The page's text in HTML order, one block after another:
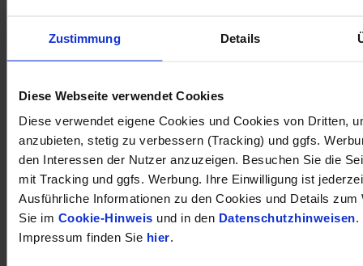
Zustimmung Details
Diese Webseite verwendet Cookies
Diese verwendet eigene Cookies und Cookies von Dritten,
anzubieten, stetig zu verbessern (Tracking) und ggfs.
den Interessen der Nutzer anzuzeigen. Besuchen Sie die
mit Tracking und ggfs. Werbung. Ihre Einwilligung ist
Ausführliche Informationen zu den Cookies und Details zum
Sie im Cookie-Hinweis und in den Datenschutzhinweisen.
Impressum finden Sie hier.